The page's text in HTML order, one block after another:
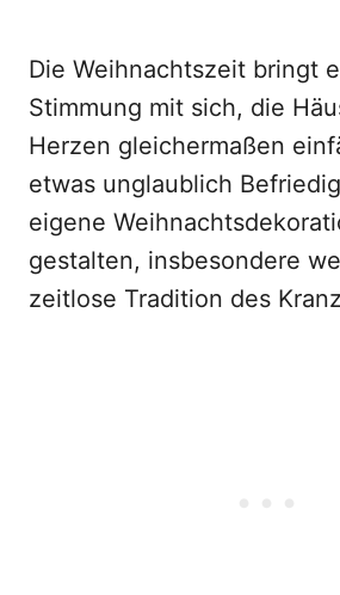
Die Weihnachtszeit bringt
Stimmung mit sich, die
Herzen gleichermaßen
etwas unglaublich
eigene
gestalten, insbesondere
zeitlose Tradition des